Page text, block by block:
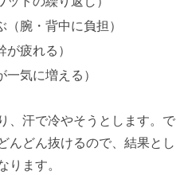
腕・背中に負担）
疲れる）
気に増える）
、汗で冷やそうとします。で
んどん抜けるので、結果とし
ります。